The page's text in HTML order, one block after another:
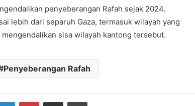
penyeberangan Rafah sejak 2024.
lebih dari separuh Gaza, termasuk wilayah yang
sisa wilayah kantong tersebut.
Penyeberangan Rafah
LinkedInPinterestShare via Email Print